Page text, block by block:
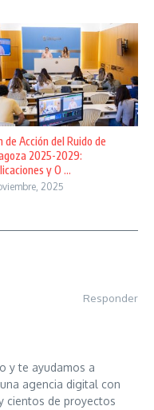
de Acción del Ruido de
2025-2029:
y O ...
2025
Responder
y te ayudamos a
agencia digital con
cientos de proyectos